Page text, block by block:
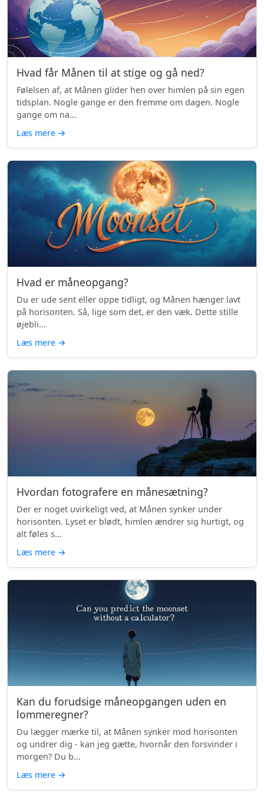
Hvad får Månen til at stige og gå ned?
Følelsen af, at Månen glider hen over himlen på sin egen
tidsplan. Nogle gange er den fremme om dagen. Nogle
gange om na...
Læs mere →
Hvad er måneopgang?
Du er ude sent eller oppe tidligt, og Månen hænger lavt
på horisonten. Så, lige som det, er den væk. Dette stille
øjebli...
Læs mere →
Hvordan fotografere en månesætning?
Der er noget uvirkeligt ved, at Månen synker under
horisonten. Lyset er blødt, himlen ændrer sig hurtigt, og
alt føles s...
Læs mere →
Kan du forudsige måneopgangen uden en
lommeregner?
Du lægger mærke til, at Månen synker mod horisonten
og undrer dig - kan jeg gætte, hvornår den forsvinder i
morgen? Du b...
Læs mere →